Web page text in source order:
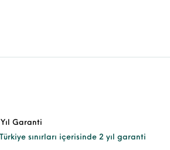
Garanti
Türkiye sınırları içerisinde 2 yıl garanti